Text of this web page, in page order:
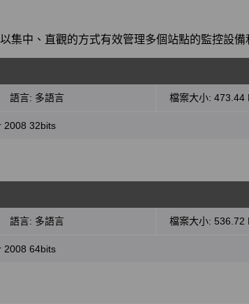
集中、直觀的方式有效管理多個站點的監控設備
語言: 多語言 檔案大小: 473.44
2008 32bits
語言: 多語言 檔案大小: 536.72
2008 64bits